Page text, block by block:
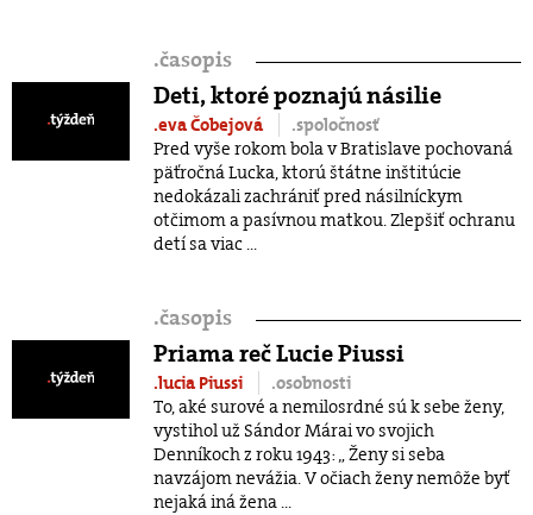
.časopis
Deti, ktoré poznajú násilie
.eva Čobejová
.spoločnosť
Pred vyše rokom bola v Bratislave pochovaná
päťročná Lucka, ktorú štátne inštitúcie
nedokázali zachrániť pred násilníckym
otčimom a pasívnou matkou. Zlepšiť ochranu
detí sa viac ...
.časopis
Priama reč Lucie Piussi
.lucia Piussi
.osobnosti
To, aké surové a nemilosrdné sú k sebe ženy,
vystihol už Sándor Márai vo svojich
Denníkoch z roku 1943: „ Ženy si seba
navzájom nevážia. V očiach ženy nemôže byť
nejaká iná žena ...